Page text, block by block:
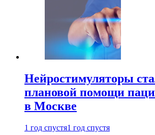
Нейростимуляторы
плановой помощи
в Москве
1 год спустя1 год спустя